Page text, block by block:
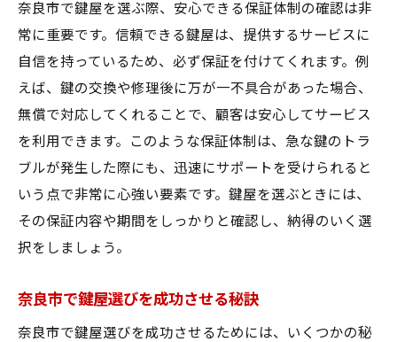
奈良市で鍵屋を選ぶ際、安心できる保証体制の確認は非
常に重要です。信頼できる鍵屋は、提供するサービスに
自信を持っているため、必ず保証を付けてくれます。例
えば、鍵の交換や修理後に万が一不具合があった場合、
無償で対応してくれることで、顧客は安心してサービス
を利用できます。このような保証体制は、急な鍵のトラ
ブルが発生した際にも、迅速にサポートを受けられると
いう点で非常に心強い要素です。鍵屋を選ぶときには、
その保証内容や期間をしっかりと確認し、納得のいく選
択をしましょう。
奈良市で鍵屋選びを成功させる秘訣
奈良市で鍵屋選びを成功させるためには、いくつかの秘